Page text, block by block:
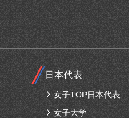
日本代表
女子TOP日本代表
女子大学